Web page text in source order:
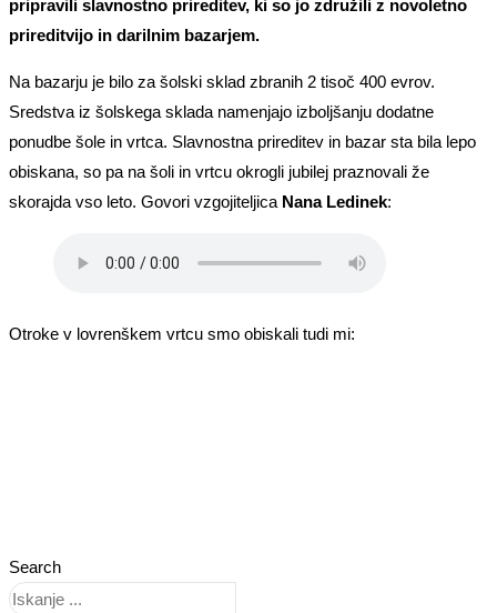
pripravili slavnostno prireditev, ki so jo združili z novoletno
prireditvijo in darilnim bazarjem.
Na bazarju je bilo za šolski sklad zbranih 2 tisoč 400 evrov.
Sredstva iz šolskega sklada namenjajo izboljšanju dodatne
ponudbe šole in vrtca. Slavnostna prireditev in bazar sta bila lepo
obiskana, so pa na šoli in vrtcu okrogli jubilej praznovali že
skorajda vso leto. Govori vzgojiteljica Nana Ledinek:
Otroke v lovrenškem vrtcu smo obiskali tudi mi:
Search